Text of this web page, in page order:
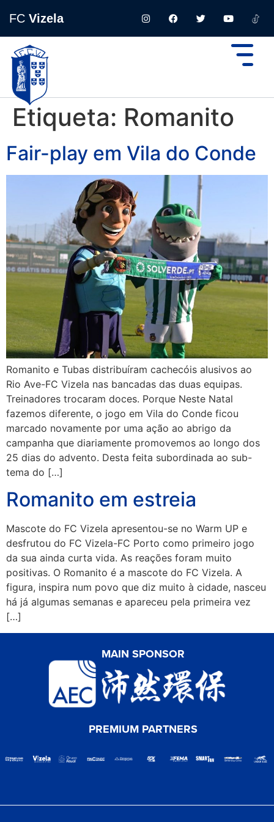
FC Vizela
Etiqueta: Romanito
Fair-play em Vila do Conde
Romanito e Tubas distribuíram cachecóis alusivos ao
Rio Ave-FC Vizela nas bancadas das duas equipas.
Treinadores trocaram doces. Porque Neste Natal
fazemos diferente, o jogo em Vila do Conde ficou
marcado novamente por uma ação ao abrigo da
campanha que diariamente promovemos ao longo dos
25 dias do advento. Desta feita subordinada ao sub-
tema do […]
Romanito em estreia
Mascote do FC Vizela apresentou-se no Warm UP e
desfrutou do FC Vizela-FC Porto como primeiro jogo
da sua ainda curta vida. As reações foram muito
positivas. O Romanito é a mascote do FC Vizela. A
figura, inspira num povo que diz muito à cidade, nasceu
há já algumas semanas e apareceu pela primeira vez
[…]
MAIN SPONSOR
PREMIUM PARTNERS